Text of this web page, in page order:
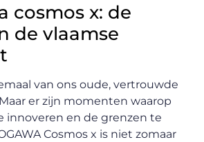
cosmos x: de
de vlaamse
van ons oude, vertrouwde
er zijn momenten waarop
innoveren en de grenzen te
Cosmos x is niet zomaar